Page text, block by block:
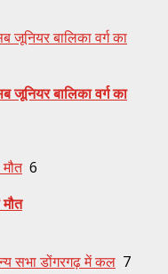
जूनियर बालिका वर्ग का
जूनियर बालिका वर्ग का
6
सभा डोंगरगढ़ में कल 7